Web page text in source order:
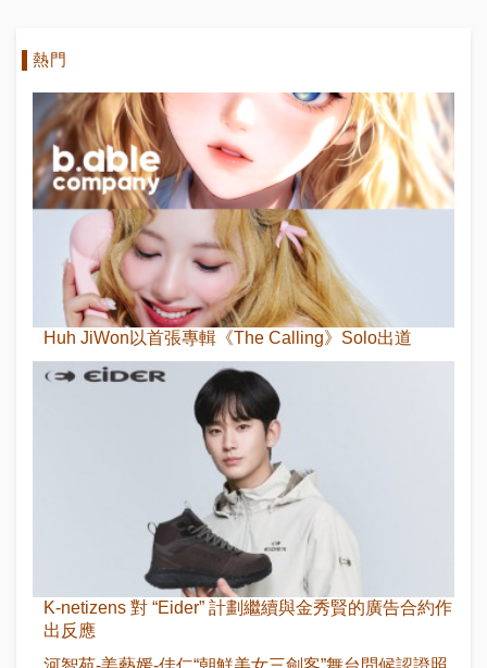
熱門
Huh JiWon以首張專輯《The Calling》Solo出道
K-netizens 對 “Eider” 計劃繼續與金秀賢的廣告合約作
出反應